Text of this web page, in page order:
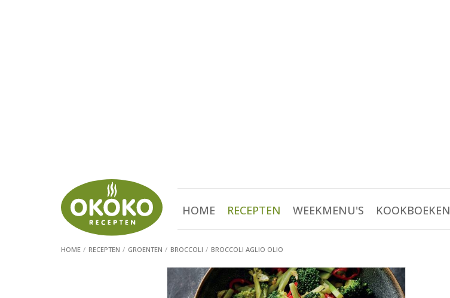
HOME RECEPTEN WEEKMENU'S KOOKBOEKEN
HOME RECEPTEN GROENTEN BROCCOLI BROCCOLI AGLIO OLIO